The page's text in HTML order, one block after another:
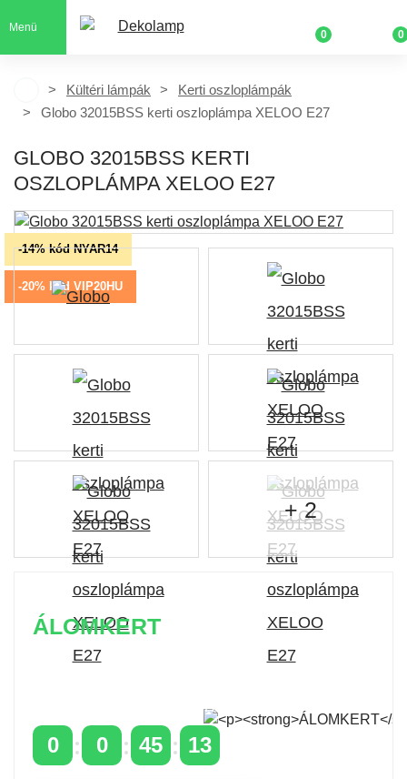
Menü
0 0
Kültéri lámpák
Kerti oszloplámpák
Globo 32015BSS kerti oszloplámpa XELOO E27
GLOBO 32015BSS KERTI
OSZLOPLÁMPA XELOO E27
-14% kód NYAR14
-20% kód VIP20HU
+ 2
ÁLOMKERT
a következő kóddal: VIP20HU
0 0 45 13